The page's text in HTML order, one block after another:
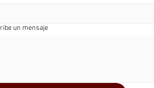
un mensaje